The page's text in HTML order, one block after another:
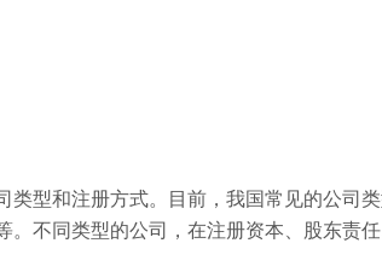
类型和注册方式。目前，我国常见的公司
。不同类型的公司，在注册资本、股东责